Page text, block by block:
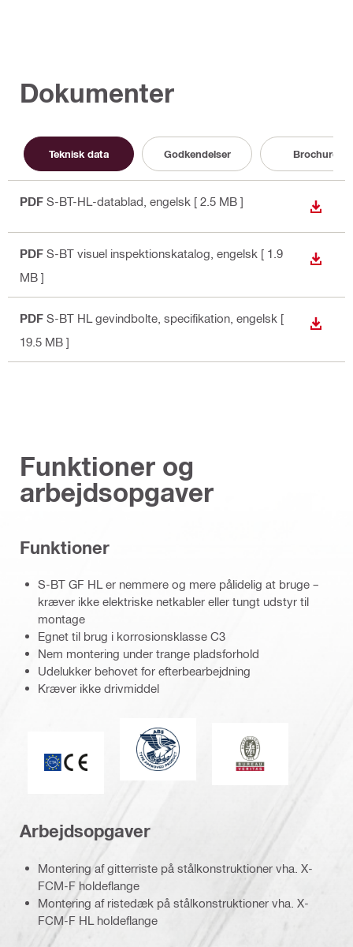
Dokumenter
Teknisk data Godkendelser Brochure
PDF S-BT-HL-datablad , engelsk [ 2.5 MB ]
PDF S-BT visuel inspektionskatalog , engelsk [ 1.9
MB ]
PDF S-BT HL gevindbolte, specifikation , engelsk [
19.5 MB ]
Funktioner og
arbejdsopgaver
Funktioner
S-BT GF HL er nemmere og mere pålidelig at bruge –
kræver ikke elektriske netkabler eller tungt udstyr til
montage
Egnet til brug i korrosionsklasse C3
Nem montering under trange pladsforhold
Udelukker behovet for efterbearbejdning
Kræver ikke drivmiddel
American Bureau of Shipping
Bureau Veritas
Arbejdsopgaver
Montering af gitterriste på stålkonstruktioner vha. X-
FCM-F holdeflange
Montering af ristedæk på stålkonstruktioner vha. X-
FCM-F HL holdeflange